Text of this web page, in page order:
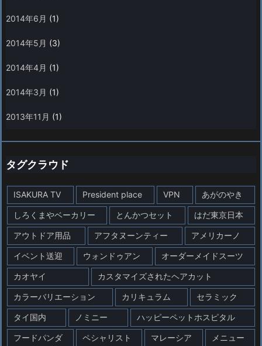
2014年6月 (1)
2014年5月 (3)
2014年4月 (1)
2014年3月 (1)
2013年11月 (1)
タグクラウド
ISAKURA TV President place VPN あがのやき
しろくまやベーカリー とんかつセット はだ東京日本
アウトドア用品 アフタヌーンティー アメリカーノ
イベント送迎 ウォンドゥアン オーダーメイドスーツ
カオヤイ カスタマイズされたヘアカット
カラーバリエーション カリキュラム セラミック
タイ国内 ノミニー ハッピーペットホスピタル
フードパンダ ペシャリスト マレーシア メニュー